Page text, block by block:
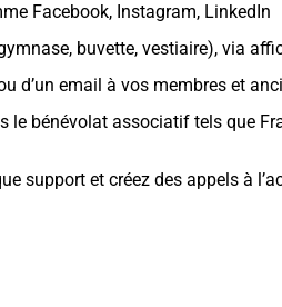
Facebook, Instagram, LinkedIn
buvette, vestiaire), via
d’un email à vos membres et
le bénévolat associatif tels que
support et créez des appels à